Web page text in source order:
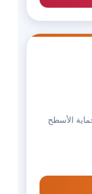
الأسطح